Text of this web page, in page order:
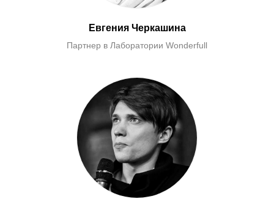
Евгения Черкашина
Партнер в Лаборатории Wonderfull